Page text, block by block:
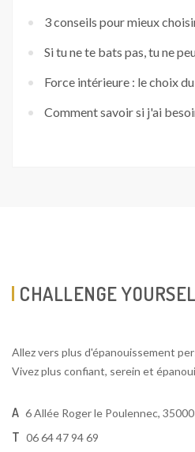
3 conseils pour mieux
Si tu ne te bats pas, tu ne
Force intérieure : le choix
Comment savoir si j'ai
CHALLENGE
Allez vers plus d'épanouissement
Vivez plus confiant, serein et épanoui
A 6 Allée Roger le Poulennec,
T 06 64 47 94 69